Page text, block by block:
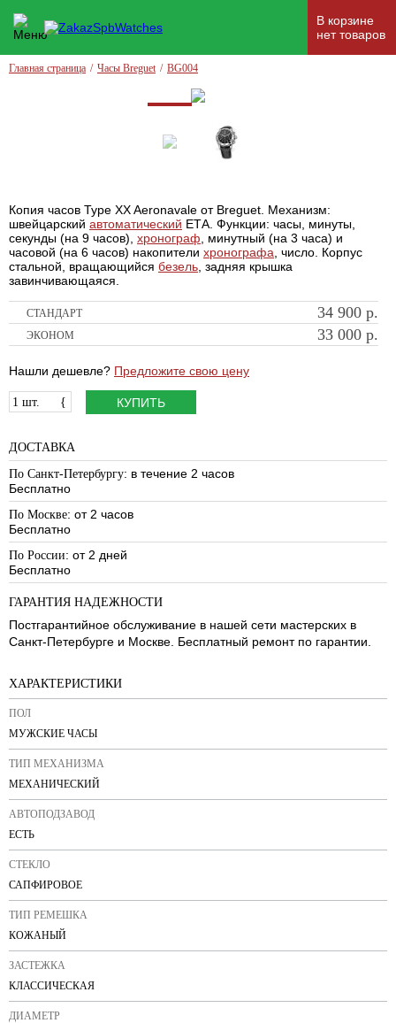
Главная страница / Часы Breguet / BG004
Копия часов Type XX Aeronavale от Breguet. Механизм:
швейцарский автоматический ЕТА. Функции: часы, минуты,
секунды (на 9 часов), хронограф , минутный (на 3 часа) и
часовой (на 6 часов) накопители хронографа , число. Корпус
стальной, вращающийся безель , задняя крышка
завинчивающаяся.
СТАНДАРТ 34 900 р.
ЭКОНОМ 33 000 р.
Нашли дешевле? Предложите свою цену
{
1 шт. КУПИТЬ
ДОСТАВКА
По Санкт-Петербургу: в течение 2 часов
Бесплатно
По Москве: от 2 часов
Бесплатно
По России: от 2 дней
Бесплатно
ГАРАНТИЯ НАДЕЖНОСТИ
Постгарантийное обслуживание в нашей сети мастерских в
Санкт-Петербурге и Москве. Бесплатный ремонт по гарантии.
ХАРАКТЕРИСТИКИ
ПОЛ
МУЖСКИЕ ЧАСЫ
ТИП МЕХАНИЗМА
МЕХАНИЧЕСКИЙ
АВТОПОДЗАВОД
ЕСТЬ
СТЕКЛО
САПФИРОВОЕ
ТИП РЕМЕШКА
КОЖАНЫЙ
ЗАСТЕЖКА
КЛАССИЧЕСКАЯ
ДИАМЕТР
В корзине
нет товаров